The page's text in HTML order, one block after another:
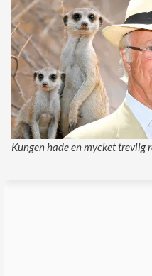
Kungen hade en mycket trevlig